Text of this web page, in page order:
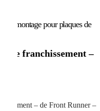
de montage pour plaques de
de franchissement –
– de Front Runner –